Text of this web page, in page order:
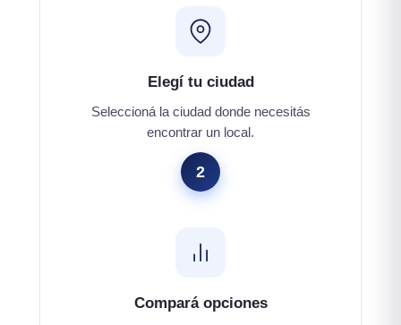
Elegí tu ciudad
Seleccioná la ciudad donde necesitás
encontrar un local.
2
Compará opciones